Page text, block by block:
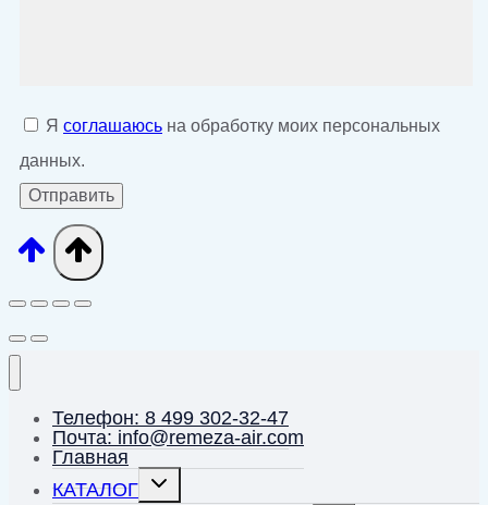
Я соглашаюсь на обработку моих персональных
данных.
Телефон: 8 499 302-32-47
Почта: info@remeza-air.com
Главная
КАТАЛОГ
Переключить